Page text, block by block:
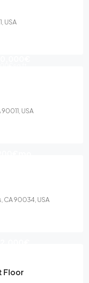
USA
USA
CA 90034, USA
Floor